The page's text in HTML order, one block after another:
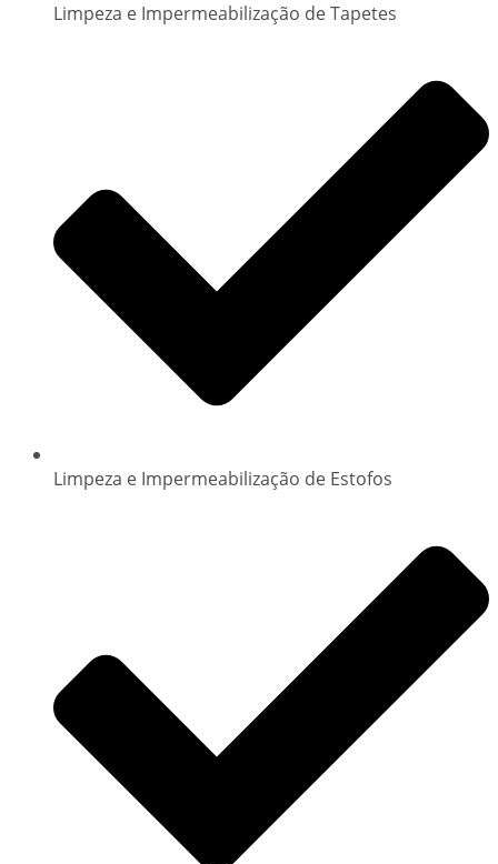
Limpeza e Impermeabilização de Tapetes
Limpeza e Impermeabilização de Estofos